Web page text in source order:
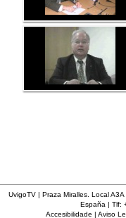
UvigoTV | Praza Miralles. Local
España | Tlf:
Accesibilidade | Aviso